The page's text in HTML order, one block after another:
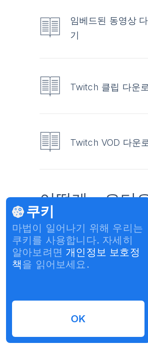
임베드된 동영상
기
Twitch 클립 다운
Twitch VOD 다운
어떻게 - 오디
사운드클라우드 뮤
로드하세요
SoundCloud 재생
쿠키
마법이 일어나기 위해 우리는
쿠키를 사용합니다. 자세히
알아보려면 개인정보 보호정
책을 읽어보세요.
OK